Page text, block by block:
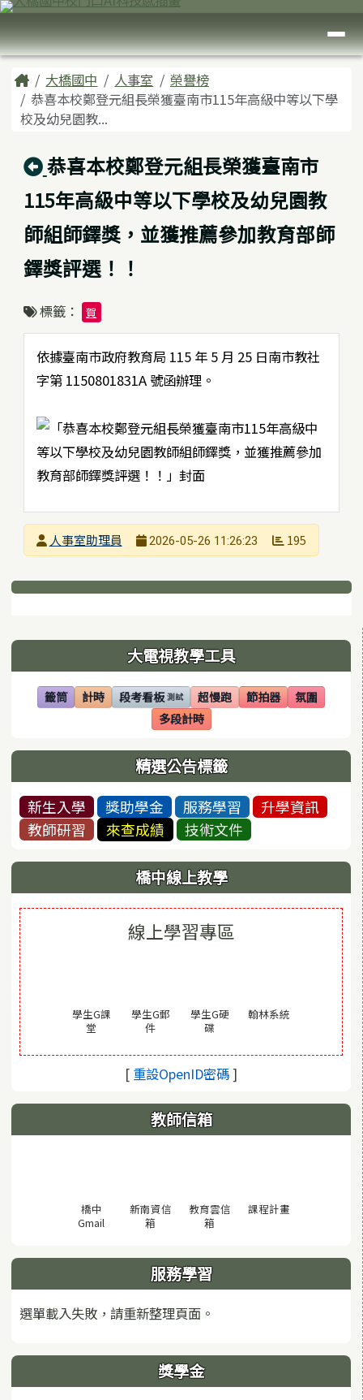
跳至主內容區
臺南市大橋國中
導覽列
主內容區域
Home大橋國中 人事室
榮譽榜
恭喜本校鄭登元組長榮獲臺南市115年高級中等以下學
校及幼兒園教...
回上頁
恭喜本校鄭登元組長榮獲臺南市
115年高級中等以下學校及幼兒園教
師組師鐸獎，並獲推薦參加教育部師
鐸獎評選！！
標籤： 賀
依據臺南市政府教育局 115 年 5 月 25 日南市教社
字第 1150801831A 號函辦理。
發布者人事室助理員
2026-05-26 11:26:23 195
下中區域內容
左邊區域內容 大電視教學工具
籤筒
(另開視窗)
計時
(另開視窗)段考看板 測試
(另開視窗) 超慢跑
(另開視窗)節拍器
(另開視窗)氛圍
(另開視窗)
多段計時
(另開視窗)
精選公告標籤
新生入學 獎助學金 服務學習
升學資訊
教師研習
來查成績 技術文件
橋中線上教學
線上學習專區
學生G課
堂
學生G郵
件(另開視窗)
學生G硬
碟(另開視窗)
翰林系統(另開視窗)
[ 重設OpenID密碼(另開視窗)
]
教師信箱
橋中
Gmail (另開視窗)
新南資信
箱
教育雲信
箱
課程計畫(另開視窗)
服務學習
選單載入失敗，請重新整理頁面。
獎學金
頁尾區域